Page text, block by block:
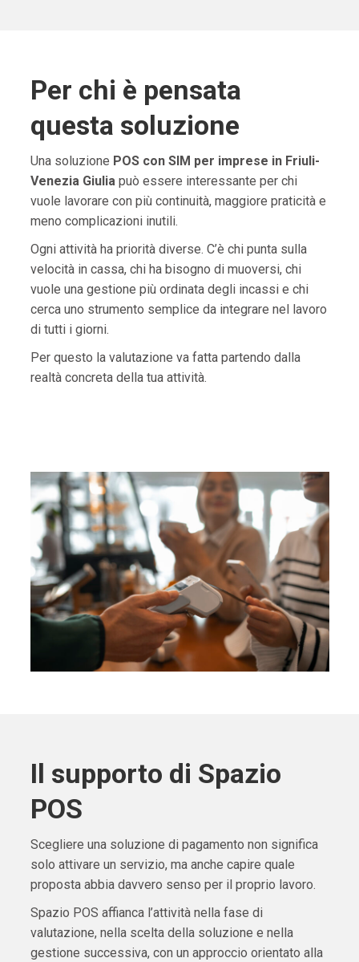
Per chi è pensata
questa soluzione
Una soluzione POS con SIM per imprese in Friuli-
Venezia Giuliapuò essere interessante per chi
vuole lavorare con più continuità, maggiore praticità e
meno complicazioni inutili.
Ogni attività ha priorità diverse. C’è chi punta sulla
velocità in cassa, chi ha bisogno di muoversi, chi
vuole una gestione più ordinata degli incassi e chi
cerca uno strumento semplice da integrare nel lavoro
di tutti i giorni.
Per questo la valutazione va fatta partendo dalla
realtà concreta della tua attività.
Il supporto di Spazio
POS
Scegliere una soluzione di pagamento non significa
solo attivare un servizio, ma anche capire quale
proposta abbia davvero senso per il proprio lavoro.
Spazio POS affianca l’attività nella fase di
valutazione, nella scelta della soluzione e nella
gestione successiva, con un approccio orientato alla